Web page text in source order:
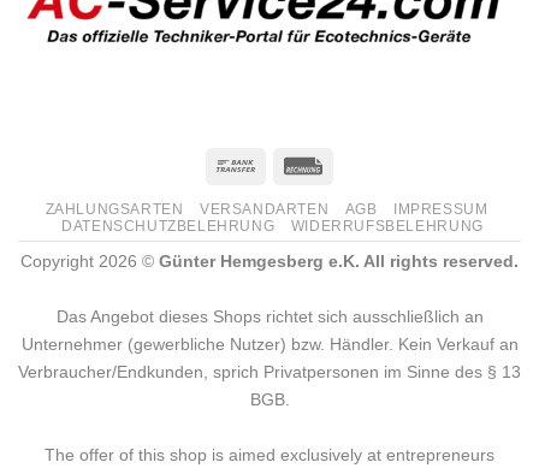
ZAHLUNGSARTEN VERSANDARTEN AGB
IMPRESSUM
DATENSCHUTZBELEHRUNG
WIDERRUFSBELEHRUNG
Copyright 2026 © Günter Hemgesberg e.K. All rights reserved.
Das Angebot dieses Shops richtet sich ausschließlich an
Unternehmer (gewerbliche Nutzer) bzw. Händler. Kein Verkauf an
Verbraucher/Endkunden, sprich Privatpersonen im Sinne des § 13
BGB.
The offer of this shop is aimed exclusively at entrepreneurs